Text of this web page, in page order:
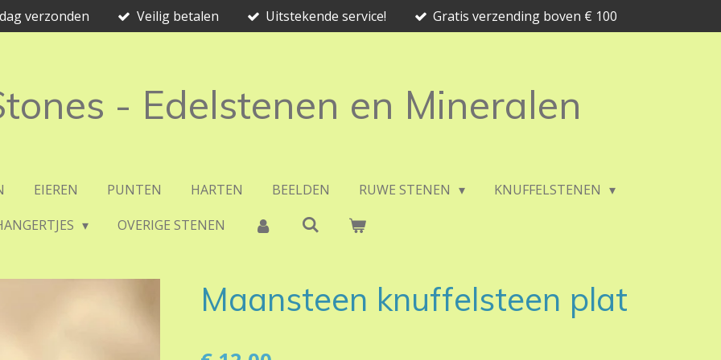
verzonden Veilig betalen Uitstekende service! Gratis verzending boven € 100
- Edelstenen en Mineralen
EIEREN PUNTEN HARTEN BEELDEN RUWE STENEN
KNUFFELSTENEN
OVERIGE STENEN
Maansteen knuffelsteen plat